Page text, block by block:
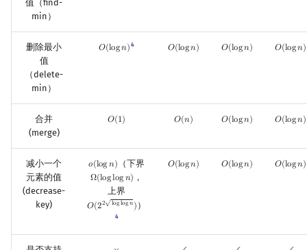
Code::Blocks
排序应用
DP 套 DP
DP 优化
其它 DP 方法
广义后缀自动机
后缀树
Manacher
回文树
序列自动机
最小表示法
Lyndon 分解
卢卡斯定理
二次剩余
阶 & 原根
普通生成函数
图论计数
线性代数
线性规划
抽象代数
概率论
博弈论
数值算法
环计数问题
最小环
2-SAT
欧拉图
哈密顿图
二分图
计算几何杂项
主元素问题
Garsia–Wachs 算法
15-puzzle
Kahan 求和
珂朵莉树/颜色段均摊
空间优化简介
值（find-
min）
删除最小
值
（delete-
min）
𝑂(log𝑛)
O(logn) 4 𝑂(log𝑛)
O(logn) 𝑂(log𝑛)
O(logn) 𝑂(log𝑛)
O(logn)
合并
(merge)
𝑂(1)
O(1) 𝑂(𝑛)
O(n) 𝑂(log𝑛)
O(logn) 𝑂(log𝑛)
O(logn)
减小一个
元素的值
(decrease-
key)
𝑜(log𝑛)
o(log n) （下界
Ω(loglog𝑛)
Ω(loglog n) ，
上界
𝑂(22√loglog𝑛)
O(22loglogn) ）
4
𝑂(log𝑛)
O(logn) 𝑂(log𝑛)
O(logn) 𝑂(log𝑛)
O(logn)